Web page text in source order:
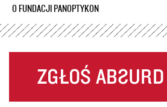
O FUNDACJI PANOPTYKON